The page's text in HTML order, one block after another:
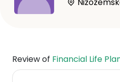
Review of Financial Life